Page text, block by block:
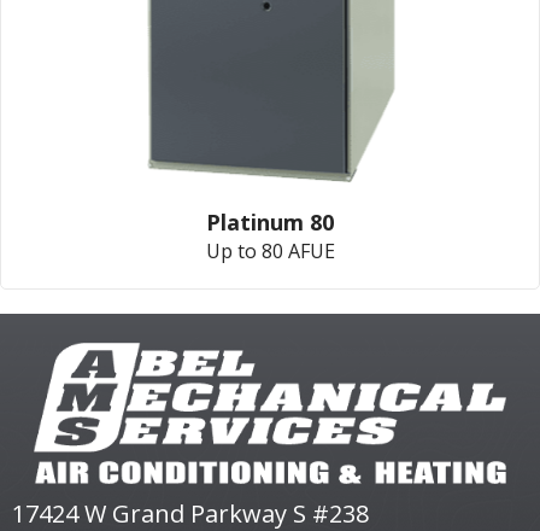
Platinum 80
Up to 80 AFUE
17424 W Grand Parkway S #238